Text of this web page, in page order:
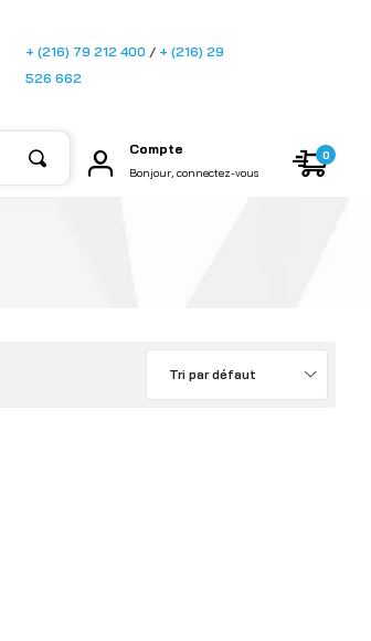
+ (216) 79 212 400 / + (216) 29
526 662
Compte
Bonjour, connectez-vous
0
Tri par défaut